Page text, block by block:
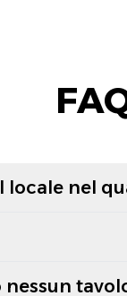
locale nel